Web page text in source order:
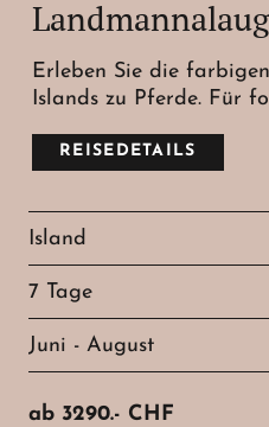
Erleben Sie die
Islands zu Pferde. Für
REISEDETAILS
Island
7 Tage
Juni - August
ab 3290.- CHF